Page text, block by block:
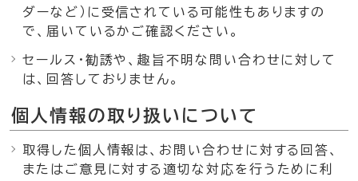
ダーなど）に受信されている可能性もありますの
で、届いているかご確認ください。
セールス・勧誘や、趣旨不明な問い合わせに対して
は、回答しておりません。
個人情報の取り扱いについて
取得した個人情報は、お問い合わせに対する回答、
またはご意見に対する適切な対応を行うために利